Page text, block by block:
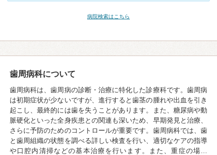
病院検索はこちら
歯周病科について
歯周病科は、歯周病の診断・治療に特化した診療科です。歯周病
は初期症状が少ないですが、進行すると歯茎の腫れや出血を引き
起こし、最終的には歯を失うことがあります。また、糖尿病や動
脈硬化といった全身疾患との関連も深いため、早期発見と治療、
さらに予防のためのコントロールが重要です。歯周病科では、歯
と歯周組織の状態を調べる詳しい検査を行い、適切なケアの指導
や口腔内清掃などの基本治療を行います。また、重症の場…